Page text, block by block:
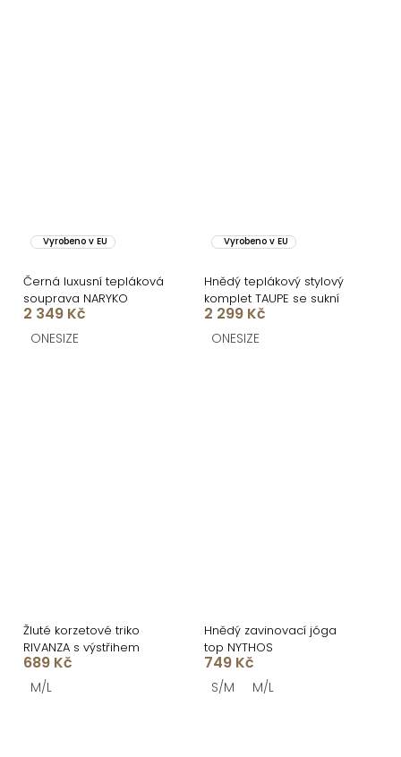
Vyrobeno v EU
Černá luxusní tepláková
souprava NARYKO
2 349 Kč
ONESIZE
Vyrobeno v EU
Hnědý teplákový stylový
komplet TAUPE se sukní
2 299 Kč
ONESIZE
Žluté korzetové triko
RIVANZA s výstřihem
689 Kč
M/L
Hnědý zavinovací jóga
top NYTHOS
749 Kč
S/M M/L